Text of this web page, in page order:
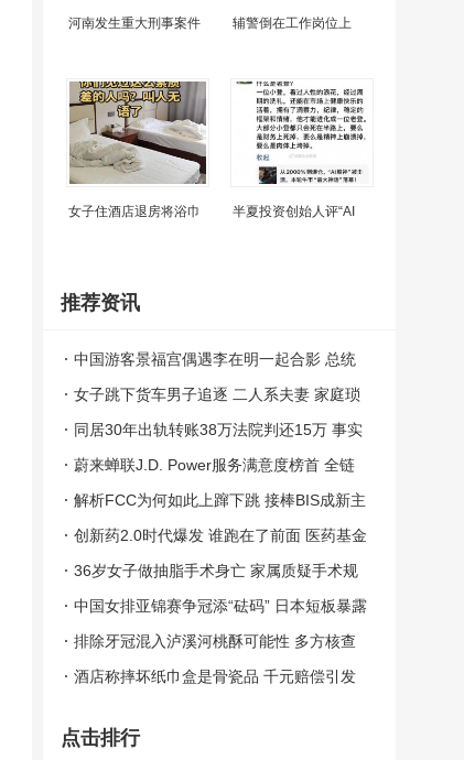
河南发生重大刑事案件 辅警倒在工作岗位上
女子住酒店退房将浴巾 半夏投资创始人评“AI
推荐资讯
中国游客景福宫偶遇李在明一起合影 总统
亲民互动受赞
女子跳下货车男子追逐 二人系夫妻 家庭琐
事引发争执
同居30年出轨转账38万法院判还15万 事实
婚姻财产权益受保护
蔚来蝉联J.D. Power服务满意度榜首 全链
路服务体系获认可
解析FCC为何如此上蹿下跳 接棒BIS成新主
角
创新药2.0时代爆发 谁跑在了前面 医药基金
领跑市场
36岁女子做抽脂手术身亡 家属质疑手术规
范性
中国女排亚锦赛争冠添“砝码” 日本短板暴露
排除牙冠混入泸溪河桃酥可能性 多方核查
确认安全
酒店称摔坏纸巾盒是骨瓷品 千元赔偿引发
点击排行